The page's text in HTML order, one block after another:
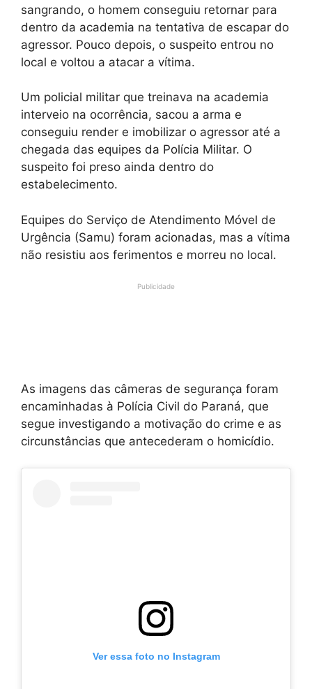
sangrando, o homem conseguiu retornar para
dentro da academia na tentativa de escapar do
agressor. Pouco depois, o suspeito entrou no
local e voltou a atacar a vítima.
Um policial militar que treinava na academia
interveio na ocorrência, sacou a arma e
conseguiu render e imobilizar o agressor até a
chegada das equipes da Polícia Militar. O
suspeito foi preso ainda dentro do
estabelecimento.
Equipes do Serviço de Atendimento Móvel de
Urgência (Samu) foram acionadas, mas a vítima
não resistiu aos ferimentos e morreu no local.
Publicidade
As imagens das câmeras de segurança foram
encaminhadas à Polícia Civil do Paraná, que
segue investigando a motivação do crime e as
circunstâncias que antecederam o homicídio.
Ver essa foto no Instagram